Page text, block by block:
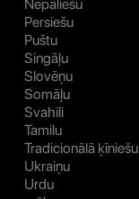
Nepāliešu
Persiešu
Puštu
Singāļu
Slovēņu
Somāļu
Svahili
Tamilu
Tradicionālā ķīniešu
Ukraiņu
Urdu